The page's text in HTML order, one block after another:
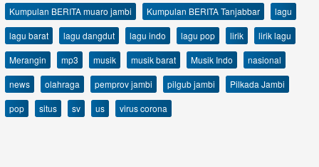
Kumpulan BERITA muaro jambi
Kumpulan BERITA Tanjabbar
lagu
lagu barat
lagu dangdut lagu indo lagu pop lirik
lirik lagu
Merangin
mp3 musik musik barat Musik Indo
nasional
news
olahraga pemprov jambi pilgub jambi
Pilkada Jambi
pop
situs sv us virus corona